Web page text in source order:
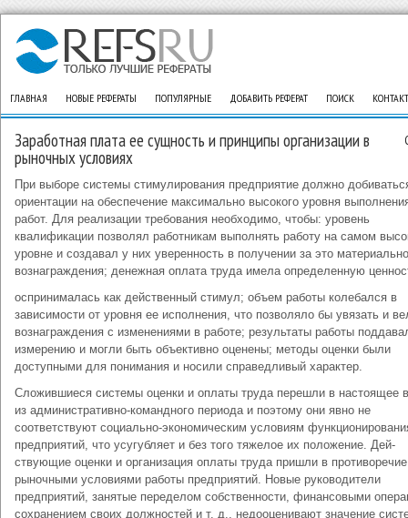
ГЛАВНАЯ НОВЫЕ РЕФЕРАТЫ ПОПУЛЯРНЫЕ ДОБАВИТЬ РЕФЕРАТ ПОИСК
Заработная плата ее сущность и принципы организации в
рыночных условиях
При выборе системы стимулирования предприятие должно
ориентации на обеспечение максимально высокого уровня
работ. Для реализации требования необходимо, чтобы: уровень
квалификации позволял работникам выполнять работу на самом
уровне и создавал у них уверенность в получении за это
вознаграждения; денежная оплата труда имела определенную
оспринималась как действенный стимул; объем работы колебался в
зависимости от уровня ее исполнения, что позволяло бы увязать и
вознаграждения с изменениями в работе; результаты работы
измерению и могли быть объективно оценены; методы оценки были
доступными для понимания и носили справедливый характер.
Сложившиеся системы оценки и оплаты труда пере­шли в настоящее
из административно-командного периода и поэтому они явно не
соответствуют социально-экономическим условиям
предприятий, что усугубляет и без того тяжелое их положение. Дей­
ствующие оценки и организация оплаты труда пришли в
рыночными условиями работы предприя­тий. Новые руководители
предприятий, занятые переде­лом собственности, финансовыми
сохранени­ем своих должностей и т. д., недооценивают значение